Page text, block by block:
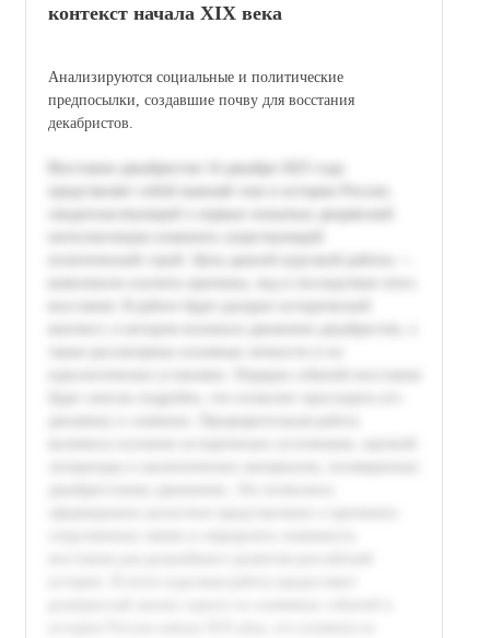
контекст начала XIX века
Анализируются социальные и политические
предпосылки, создавшие почву для восстания
декабристов.